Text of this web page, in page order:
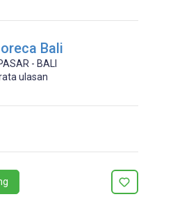
Bali
- BALI
ulasan